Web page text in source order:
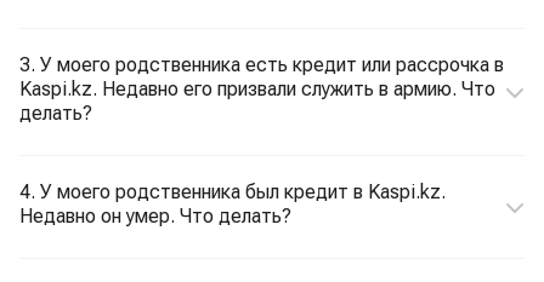
3. У моего родственника есть кредит или рассрочка в
Kaspi.kz. Недавно его призвали служить в армию. Что
делать?
4. У моего родственника был кредит в Kaspi.kz.
Недавно он умер. Что делать?